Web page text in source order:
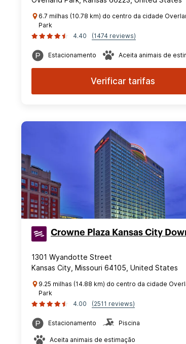
6.7 milhas (10.78 km) do centro da cidade
Park
4.40
(1474 reviews)
Estacionamento Aceita animais de
Verificar tarifas
Crowne Plaza Kansas City
1301 Wyandotte Street
Kansas City, Missouri 64105, United States
9.25 milhas (14.88 km) do centro da cidade
Park
4.00
(2511 reviews)
Estacionamento Piscina
Aceita animais de estimação